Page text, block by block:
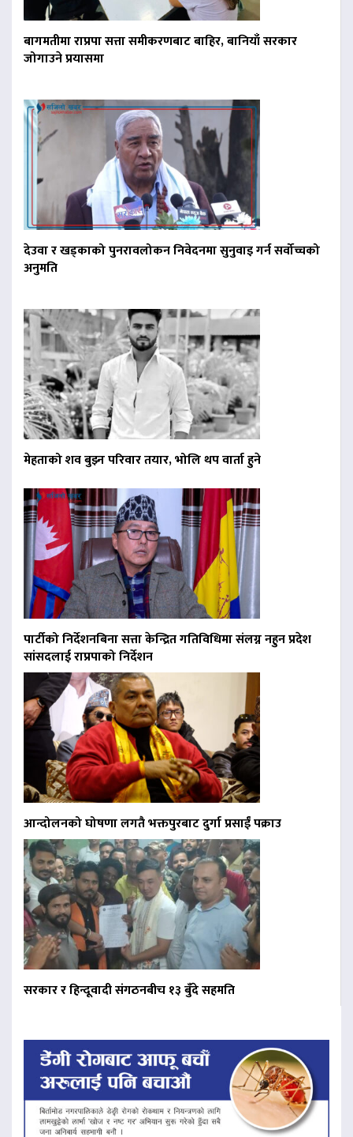
बागमतीमा राप्रपा सत्ता समीकरणबाट बाहिर, बानियाँ सरकार
जोगाउने प्रयासमा
देउवा र खड्काको पुनरावलोकन निवेदनमा सुनुवाइ गर्न सर्वोच्चको
अनुमति
मेहताको शव बुझ्न परिवार तयार, भोलि थप वार्ता हुने
पार्टीको निर्देशनबिना सत्ता केन्द्रित गतिविधिमा संलग्न नहुन प्रदेश
सांसदलाई राप्रपाको निर्देशन
आन्दोलनको घोषणा लगतै भक्तपुरबाट दुर्गा प्रसाईं पक्राउ
सरकार र हिन्दूवादी संगठनबीच १३ बुँदे सहमति